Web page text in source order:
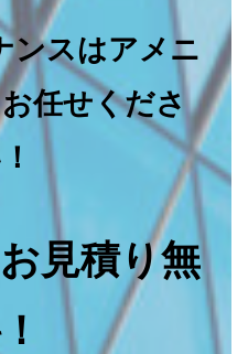
ンスはアメニ
任せくださ
見積り無